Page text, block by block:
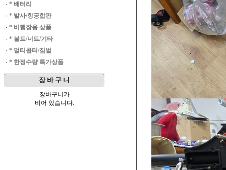
· * 배터리
· * 발사/항공합판
· * 비행장용 상품
· * 볼트/너트/기타
· * 멀티콥터/짐벌
· * 한정수량 특가상품
장 바 구 니
장바구니가
비어 있습니다.